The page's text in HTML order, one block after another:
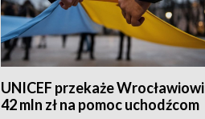
UNICEF przekaże Wrocławiowi
42 mln zł na pomoc uchodźcom